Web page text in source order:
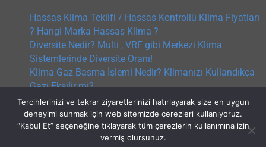
Hassas Klima Teklifi / Hassas Kontrollü Klima Fiyatları
? Hangi Marka Hassas Klima ?
Diversite Nedir? Multi , VRF gibi Merkezi Klima
Sistemlerinde Diversite Oranı!
Klima Gaz Basma İşlemi Nedir? Klimanızı Kullandıkça
Gazı Eksilir mi?
VRF / VRV Klima Teklifi ? Merkezi Sistem Klima Teklifi
? Hangi VRF markası ?
Tercihlerinizi ve tekrar ziyaretlerinizi hatırlayarak size en uygun
deneyimi sunmak için web sitemizde çerezleri kullanıyoruz.
“Kabul Et” seçeneğine tıklayarak tüm çerezlerin kullanımına izin
vermiş olursunuz.